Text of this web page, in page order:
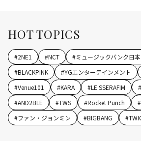
HOT TOPICS
#2NE1 #NCT #ミュージックバンク日
#BLACKPINK #YGエンターテインメント
#Venue101 #KARA #LE SSERAFIM #
#AND2BLE #TWS #Rocket Punch #
#ファン・ジョンミン #BIGBANG #